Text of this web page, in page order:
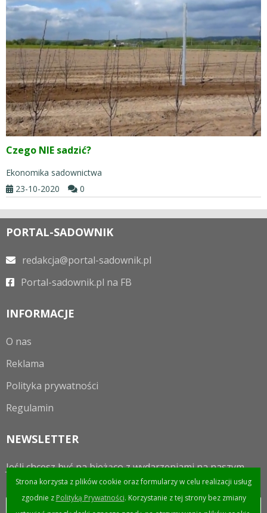
Czego NIE sadzić?
Ekonomika sadownictwa
23-10-2020
0
PORTAL-SADOWNIK
redakcja@portal-sadownik.pl
Portal-sadownik.pl na FB
INFORMACJE
O nas
Reklama
Polityka prywatności
Regulamin
NEWSLETTER
Jeśli chcesz być na bieżąco z wydarzeniami na naszym
portalu to zapraszamy do zapisania się do newslettera.
Strona korzysta z plików cookie oraz formularzy w celu realizacji usług
zgodnie z Polityką Prywatności. Korzystanie z tej strony bez zmiany